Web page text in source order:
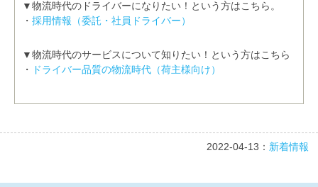
▼物流時代のドライバーになりたい！という方はこちら。
・ 採用情報（委託・社員ドライバー）
▼物流時代のサービスについて知りたい！という方はこちら
・
ドライバー品質の物流時代（荷主様向け）
2022-04-13： 新着情報